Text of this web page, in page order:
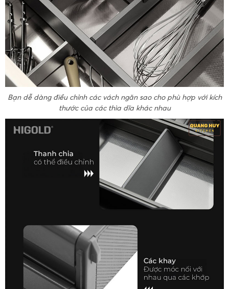
Bạn dễ dàng điều chỉnh các vách ngăn sao cho phù hợp với kích
thước của các thìa dĩa khác nhau